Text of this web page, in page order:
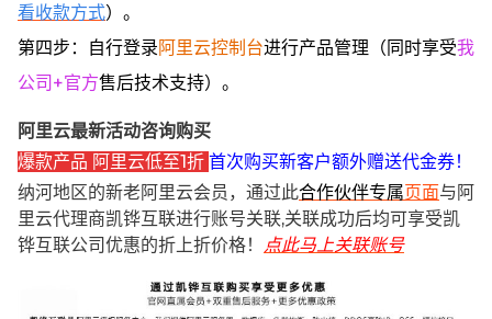
看收款方式）。
第四步：自行登录阿里云控制台进行产品管理（同时享受我
公司+官方售后技术支持）。
阿里云最新活动咨询购买
爆款产品 阿里云低至1折 首次购买新客户额外赠送代金券！
纳河地区的新老阿里云会员，通过此合作伙伴专属页面与阿
里云代理商凯铧互联进行账号关联,关联成功后均可享受凯
铧互联公司优惠的折上折价格！
点此马上关联账号